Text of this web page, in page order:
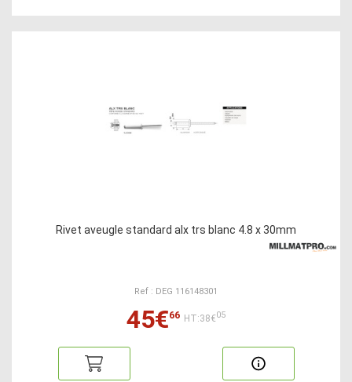
Rivet aveugle standard alx trs blanc 4.8 x 30mm
Ref : DEG 116148301
45€66 HT:38€05